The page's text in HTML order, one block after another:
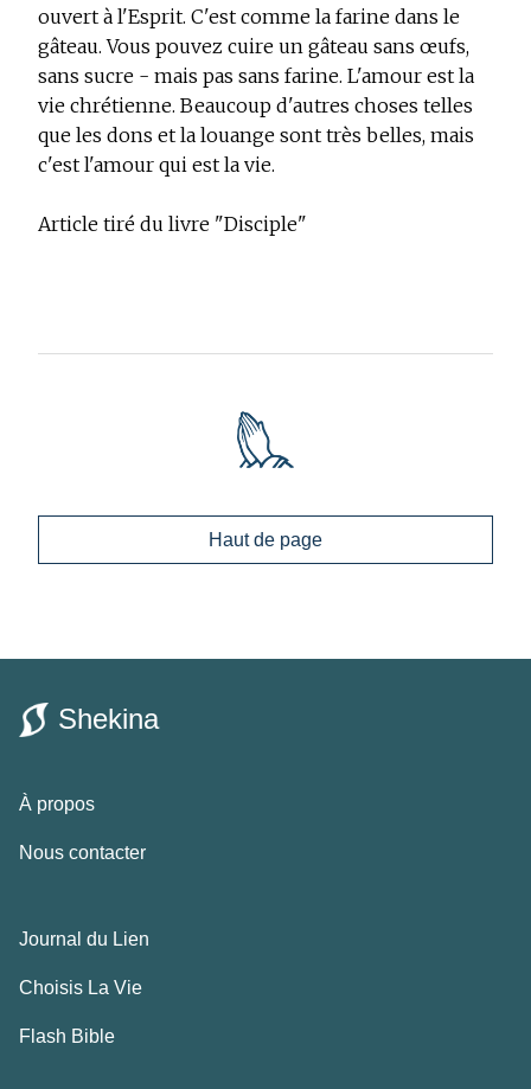
ouvert à l'Esprit. C'est comme la farine dans le
gâteau. Vous pouvez cuire un gâteau sans œufs,
sans sucre - mais pas sans farine. L'amour est la
vie chrétienne. Beaucoup d'autres choses telles
que les dons et la louange sont très belles, mais
c'est l'amour qui est la vie.
Article tiré du livre "Disciple"
Haut de page
Shekina
À propos
Nous contacter
Journal du Lien
Choisis La Vie
Flash Bible